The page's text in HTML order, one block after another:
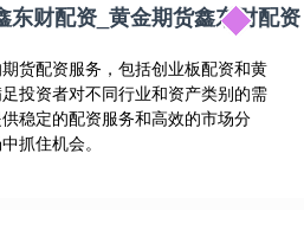
东财配资_黄金期货鑫东财配资
货配资服务，包括创业板配资和黄
投资者对不同行业和资产类别的需
稳定的配资服务和高效的市场分
抓住机会。